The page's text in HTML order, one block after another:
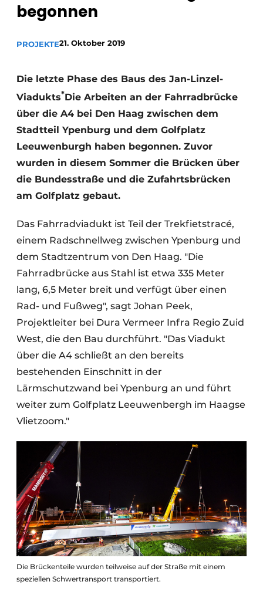
Datenschutz / Cookie-Erklärung
Ein Stellenangebot registrieren
begonnen
PROJEKTE21. Oktober 2019
Die letzte Phase des Baus des Jan-Linzel-
Viadukts*Die Arbeiten an der Fahrradbrücke
über die A4 bei Den Haag zwischen dem
Stadtteil Ypenburg und dem Golfplatz
Leeuwenburgh haben begonnen. Zuvor
wurden in diesem Sommer die Brücken über
die Bundesstraße und die Zufahrtsbrücken
am Golfplatz gebaut.
Das Fahrradviadukt ist Teil der Trekfietstracé,
einem Radschnellweg zwischen Ypenburg und
dem Stadtzentrum von Den Haag. "Die
Fahrradbrücke aus Stahl ist etwa 335 Meter
lang, 6,5 Meter breit und verfügt über einen
Rad- und Fußweg", sagt Johan Peek,
Projektleiter bei Dura Vermeer Infra Regio Zuid
West, die den Bau durchführt. "Das Viadukt
über die A4 schließt an den bereits
bestehenden Einschnitt in der
Lärmschutzwand bei Ypenburg an und führt
weiter zum Golfplatz Leeuwenbergh im Haagse
Vlietzoom."
Die Brückenteile wurden teilweise auf der Straße mit einem
speziellen Schwertransport transportiert.